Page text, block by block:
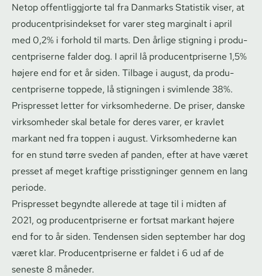
Netop of­fent­lig­gjor­te tal fra Danmarks Statistik viser, at
pro­du­cent­pri­sin­dek­set for varer steg marginalt i april
med 0,2% i forhold til marts. Den årlige stigning i pro­du­
cent­pri­ser­ne falder dog. I april lå pro­du­cent­pri­ser­ne 1,5%
højere end for et år siden. Tilbage i august, da pro­du­
cent­pri­ser­ne toppede, lå stigningen i svimlende 38%.
Prispresset letter for virksomhederne. De priser, danske
virksomheder skal betale for deres varer, er kravlet
markant ned fra toppen i august. Virksomhederne kan
for en stund tørre sveden af panden, efter at have været
presset af meget kraftige prisstigninger gennem en lang
periode.
Prispresset begyndte allerede at tage til i midten af
2021, og pro­du­cent­pri­ser­ne er fortsat markant højere
end for to år siden. Tendensen siden september har dog
været klar. Pro­du­cent­pri­ser­ne er faldet i 6 ud af de
seneste 8 måneder.